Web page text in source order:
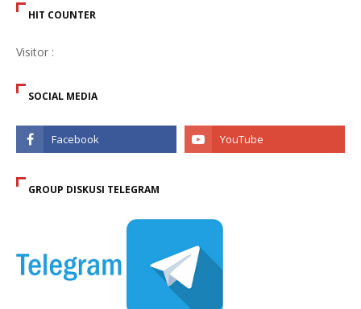
HIT COUNTER
Visitor :
SOCIAL MEDIA
GROUP DISKUSI TELEGRAM